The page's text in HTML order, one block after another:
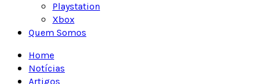
Playstation
Xbox
Quem Somos
Home
Notícias
Artigos